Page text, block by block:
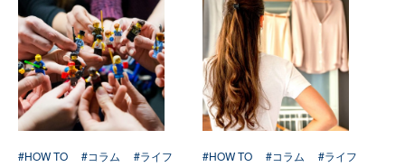
#HOW TO #コラム #ライフ #HOW TO #コラム #ライフ